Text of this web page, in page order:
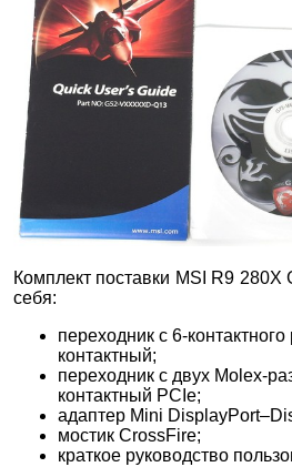
Комплект поставки MSI R9 280X
себя:
переходник с 6-
контактный;
переходник с двух Molex-
контактный PCIe;
адаптер Mini
мостик CrossFire;
краткое руководство